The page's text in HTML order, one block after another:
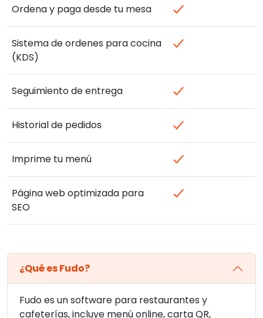
Ordena y paga desde tu mesa
Sistema de ordenes para cocina
(KDS)
Seguimiento de entrega
Historial de pedidos
Imprime tu menú
Página web optimizada para
SEO
¿Qué es Fudo?
Fudo es un software para restaurantes y
cafeterías, incluye menú online, carta QR,